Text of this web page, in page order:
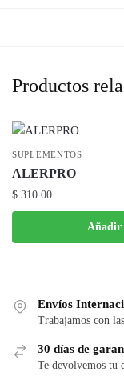
Productos
SUPLEMENTOS
ALERPRO
$ 310.00
Añadir
Envíos
Trabajamos con
30 días de
Te devolvemos tu